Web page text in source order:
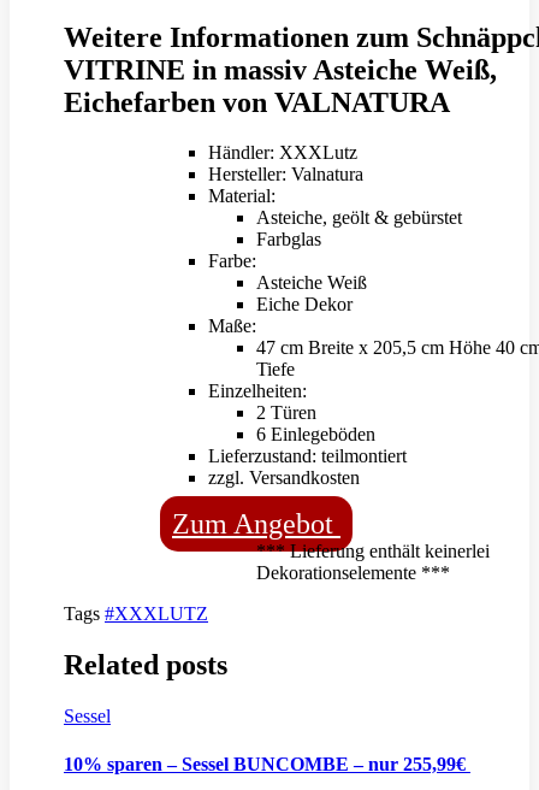
Weitere Informationen zum
VITRINE in massiv Asteiche Weiß,
Eichefarben von VALNATURA
Händler: XXXLutz
Hersteller: Valnatura
Material:
Asteiche, geölt & gebürstet
Farbglas
Farbe:
Asteiche Weiß
Eiche Dekor
Maße:
47 cm Breite x 205,5 cm Höhe 40
Tiefe
Einzelheiten:
2 Türen
6 Einlegeböden
Lieferzustand: teilmontiert
zzgl. Versandkosten
Zum Angebot
*** Lieferung enthält keinerlei
Dekorationselemente ***
Tags #XXXLUTZ
Related posts
Sessel
10% sparen – Sessel BUNCOMBE – nur 255,99€